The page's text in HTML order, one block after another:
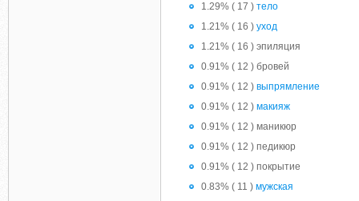
1.29% ( 17 ) тело
1.21% ( 16 ) уход
1.21% ( 16 ) эпиляция
0.91% ( 12 ) бровей
0.91% ( 12 ) выпрямление
0.91% ( 12 ) макияж
0.91% ( 12 ) маникюр
0.91% ( 12 ) педикюр
0.91% ( 12 ) покрытие
0.83% ( 11 ) мужская